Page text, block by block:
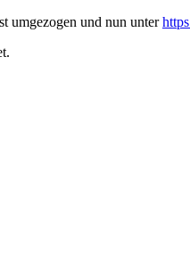
umgezogen und nun unter